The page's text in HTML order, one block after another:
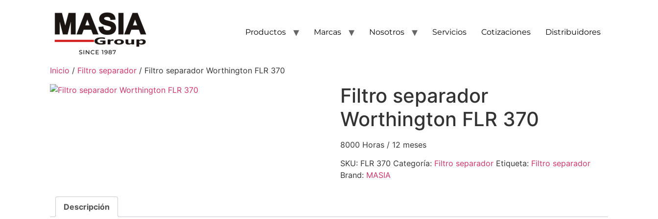
Productos Marcas Nosotros Servicios Cotizaciones Distribuidores
Inicio / Filtro separador / Filtro separador Worthington FLR 370
Filtro separador
Worthington FLR 370
8000 Horas / 12 meses
SKU: FLR 370 Categoría: Filtro separador Etiqueta: Filtro separador
Brand: MASIA
Descripción